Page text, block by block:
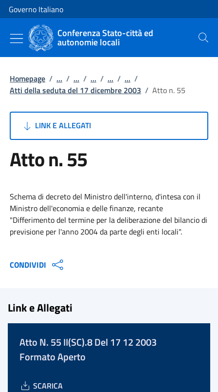
Vai al contenuto
Vai alla navigazione del sito
Governo Italiano
Conferenza Stato-città ed
autonomie locali Cerca
Homepage / ... / ... / ... / ... / ... /
Atti della seduta del 17 dicembre 2003 / Atto n. 55
LINK E ALLEGATI
Atto n. 55
Schema di decreto del Ministro dell'interno, d'intesa con il
Ministro dell'economia e delle finanze, recante
"Differimento del termine per la deliberazione del bilancio di
previsione per l'anno 2004 da parte degli enti locali".
CONDIVIDI
Link e Allegati
Atto N. 55 II(SC).8 Del 17 12 2003
Formato Aperto
SCARICA